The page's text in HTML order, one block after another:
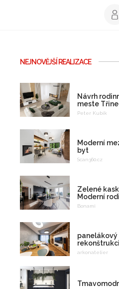
NEJNOVĚJŠÍ REALIZACE
Návrh
meste
Peter Kubík
Moderní
byt
Scan360.cz
Zelené
Moderní
na celý život
Bonami
panelákový
arkonatelier